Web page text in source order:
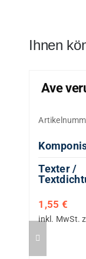
Ihnen
Ave
Texter /
1,55 €
inkl. MwSt.